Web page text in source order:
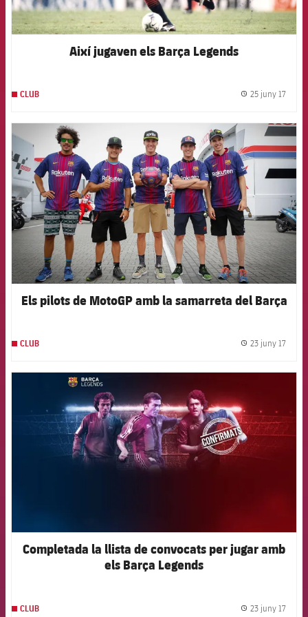
Així jugaven els Barça Legends
CLUB 25 juny 17
FCB Barcelona badge
Els pilots de MotoGP amb la samarreta del Barça
CLUB 23 juny 17
Completada la llista de convocats per jugar amb
els Barça Legends
CLUB 23 juny 17